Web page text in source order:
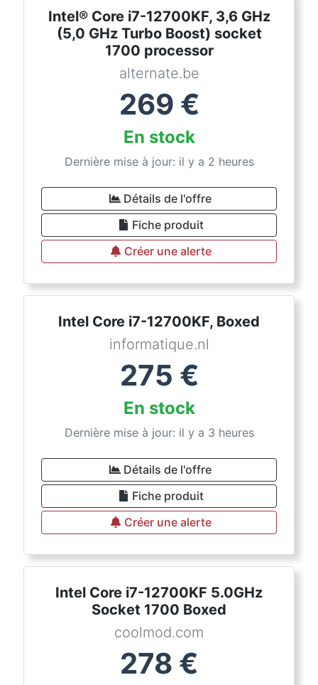
Intel® Core i7-12700KF, 3,6 GHz
(5,0 GHz Turbo Boost) socket
1700 processor
alternate.be
269 €
En stock
Dernière mise à jour: il y a 2 heures
Détails de l'offre
Fiche produit
Créer une alerte
Intel Core i7-12700KF, Boxed
informatique.nl
275 €
En stock
Dernière mise à jour: il y a 3 heures
Détails de l'offre
Fiche produit
Créer une alerte
Intel Core i7-12700KF 5.0GHz
Socket 1700 Boxed
coolmod.com
278 €